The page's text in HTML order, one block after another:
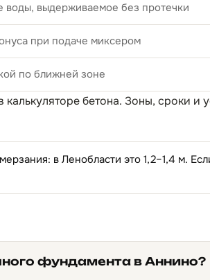
воды, выдерживаемое без протечки
при подаче миксером
по ближней зоне
калькуляторе бетона. Зоны, сроки и
в Ленобласти это 1,2–1,4 м.
фундамента в Аннино?